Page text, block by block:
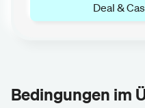
Bedingungen im
Deal &